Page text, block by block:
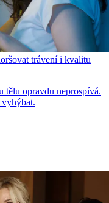
trávení i kvalitu
tělu opravdu neprospívá.